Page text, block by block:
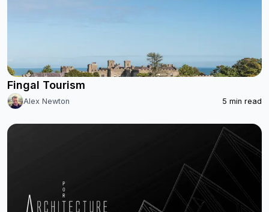
Fingal Tourism
Alex Newton 5 min read